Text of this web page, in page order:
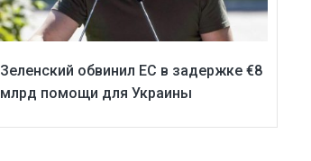
Зеленский обвинил ЕС в задержке €8
млрд помощи для Украины